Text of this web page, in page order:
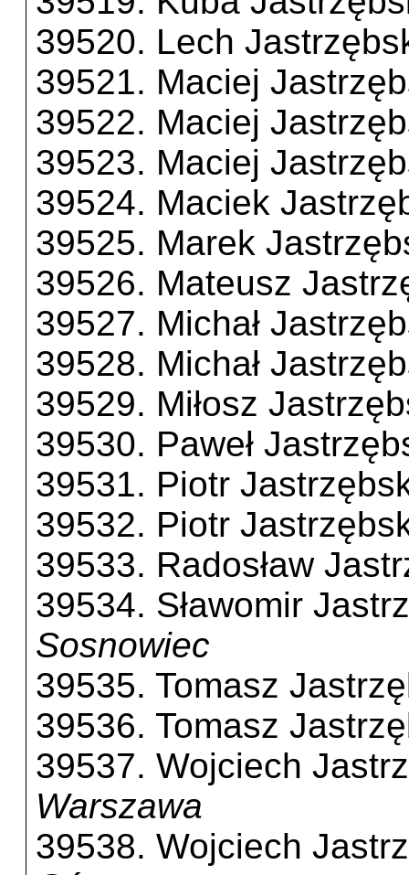
39520. Lech
39521. Maciej
39522. Maciej
39523. Maciej
39524. Maciek
39525. Marek
39526. Mateusz
39527. Michał
39528. Michał
39529. Miłosz
39530. Paweł
39531. Piotr
39532. Piotr
39533. Radosław
39534. Sławomir
Sosnowiec
39535. Tomasz
39536. Tomasz
39537. Wojciech
Warszawa
39538. Wojciech